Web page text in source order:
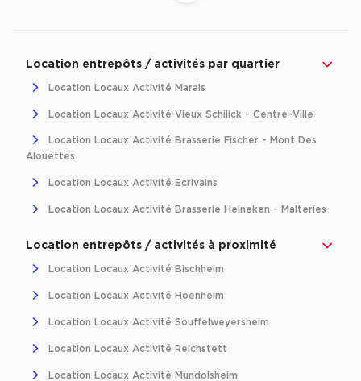
Location entrepôts / activités par quartier
Location Locaux Activité Marais
Location Locaux Activité Vieux Schilick - Centre-Ville
Location Locaux Activité Brasserie Fischer - Mont Des
Alouettes
Location Locaux Activité Ecrivains
Location Locaux Activité Brasserie Heineken - Malteries
Location entrepôts / activités à proximité
Location Locaux Activité Bischheim
Location Locaux Activité Hoenheim
Location Locaux Activité Souffelweyersheim
Location Locaux Activité Reichstett
Location Locaux Activité Mundolsheim